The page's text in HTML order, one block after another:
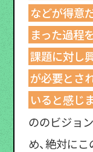
などが得意
まった過程
課題に対し
が必要とさ
いると感じ
ののビジョ
め、絶対に